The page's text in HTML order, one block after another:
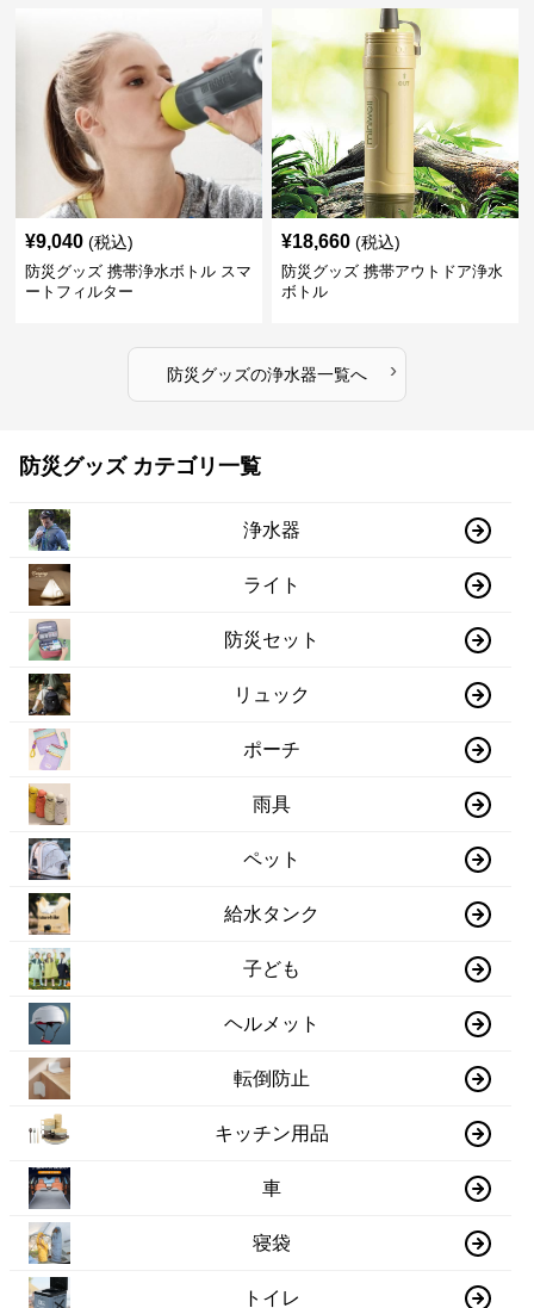
¥9,040 (税込)
防災グッズ 携帯浄水ボトル スマ
ートフィルター
¥18,660 (税込)
防災グッズ 携帯アウトドア浄水
ボトル
防災グッズの浄水器一覧へ ›
防災グッズ カテゴリ一覧
浄水器
ライト
防災セット
リュック
ポーチ
雨具
ペット
給水タンク
子ども
ヘルメット
転倒防止
キッチン用品
車
寝袋
トイレ